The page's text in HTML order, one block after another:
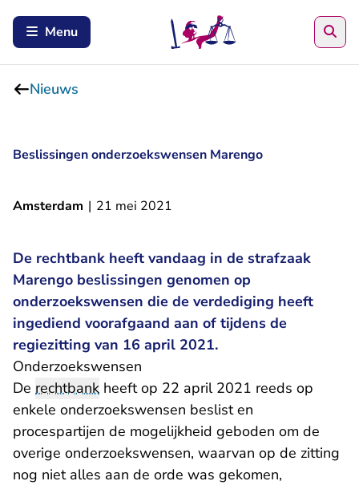
Menu
Nieuws
Beslissingen onderzoekswensen Marengo
Amsterdam | 21 mei 2021
De rechtbank heeft vandaag in de strafzaak
Marengo beslissingen genomen op
onderzoekswensen die de verdediging heeft
ingediend voorafgaand aan of tijdens de
regiezitting van 16 april 2021.
Onderzoekswensen
De rechtbank heeft op 22 april 2021 reeds op
enkele onderzoekswensen beslist en
procespartijen de mogelijkheid geboden om de
overige onderzoekswensen, waarvan op de zitting
nog niet alles aan de orde was gekomen,